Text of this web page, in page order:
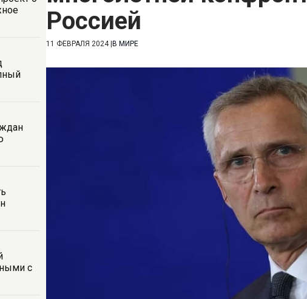
с
Россией
11 ФЕВРАЛЯ 2024| В МИРЕ